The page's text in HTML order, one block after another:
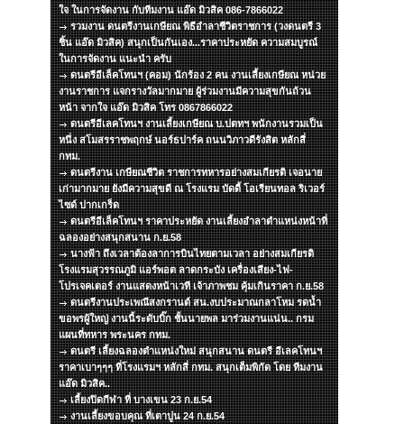
ใจ ในการจัดงาน กับทีมงาน แอ๊ด มิวสิค 086-7866022
รวมงาน ดนตรีงานเกษียณ พิธีอำลาชีวิตราชการ (วงดนตรี 3
ชิ้น แอ๊ด มิวสิค) สนุกเป็นกันเอง...ราคาประหยัด ความสมบูรณ์
ในการจัดงาน แนะนำ ครับ
ดนตรีอีเล็คโทนฯ (คอม) นักร้อง 2 คน งานเลี้ยงเกษียณ หน่วย
งานราชการ แจกรางวัลมากมาย ผู้ร่วมงานมีความสุขกันถ้วน
หน้า จากใจ แอ๊ด มิวสิค โทร 0867866022
ดนตรีอีเลคโทนฯ งานเลี้ยงเกษียณ บ.ปตทฯ พนักงานรวมเป็น
หนึ่ง สโมสรราชพฤกษ์ นอร์ธปาร์ค ถนนวิภาวดีรังสิต หลักสี่
กทม.
ดนตรีงาน เกษียณชีวิต ราชการทหารอย่างสมเกียรติ เจอนาย
เก่ามากมาย ยังมีความสุขดี ณ โรงแรม บัดดี้ โอเรียนทอล ริเวอร์
ไซด์ ปากเกร็ด
ดนตรีอีเล็คโทนฯ ราคาประหยัด งานเลี้ยงอำลาตำแหน่งหน้าที่
ฉลองอย่างสนุกสนาน ก.ย.58
นางฟ้า ถึงเวลาต้องลาการบินไทยตามเวลา อย่างสมเกียรติ
โรงแรมสุวรรณภูมิ แอร์พอต ลาดกระบัง เครื่องเสียง-ไฟ-
โปรเจคเตอร์ งานแสดงหน้าเวที เจ้าภาพชม คุ้มเกินราคา ก.ย.58
ดนตรีงานประเพณีสงกรานต์ สน.งบประมาณกลาโหม รดน้ำ
ขอพรผู้ใหญ่ งานนี้ระดับบิ๊ก ชั้นนายพล มาร่วมงานแน่น.. กรม
แผนที่ทหาร พระนคร กทม.
ดนตรี เลี้ยงฉลองตำแหน่งใหม่ สนุกสนาน ดนตรี อีเลคโทนฯ
ราคาเบาๆๆๆ ที่โรงแรมฯ หลักสี่ กทม. สนุกเต็มพิกัด โดย ทีมงาน
แอ๊ด มิวสิค..
เลี้ยงปิดกีฬา ที่ บางเขน 23 ก.ย.54
งานเลี้ยงขอบคุณ ที่เตาปูน 24 ก.ย.54